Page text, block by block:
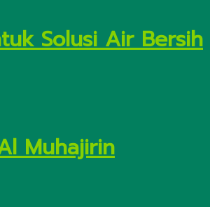
Solusi Air Bersih
Muhajirin